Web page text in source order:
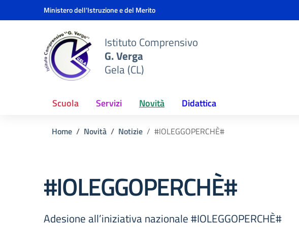
Vai ai contenuti
Vai al menu di navigazioneMinistero dell'Istruzione e del Merito
Istituto Comprensivo
G. Verga
Gela (CL)
Scuola Servizi Novità Didattica
Home Novità Notizie #IOLEGGOPERCHÈ#
#IOLEGGOPERCHÈ#
Adesione all’iniziativa nazionale #IOLEGGOPERCHÈ#